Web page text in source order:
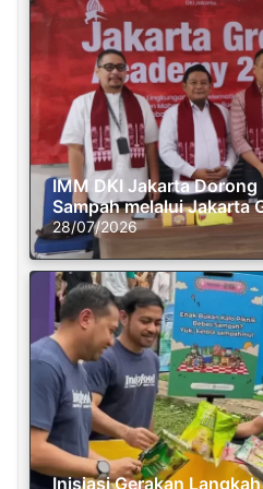
IMM DKI Jakarta Dorong
Sampah melalui Jakarta
28/07/2026
Inisiasi Gerakan